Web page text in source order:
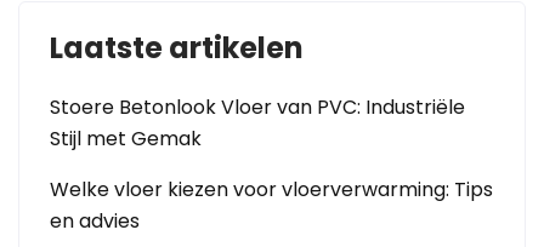
Laatste artikelen
Stoere Betonlook Vloer van PVC: Industriële
Stijl met Gemak
Welke vloer kiezen voor vloerverwarming: Tips
en advies